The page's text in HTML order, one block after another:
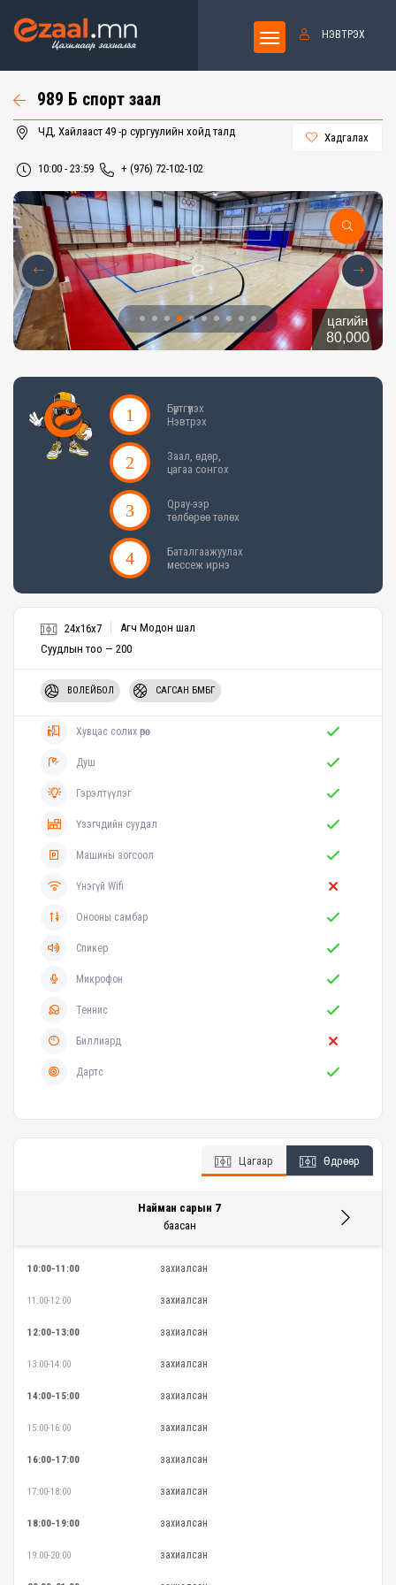
НЭВТРЭХ
989 Б спорт заал
Хадгалах
ЧД, Хайлааст 49 -р сургуулийн хойд талд
10:00 - 23:59 + (976) 72-102-102
цагийн
80,000
Бүртгүүлэх
Нэвтрэх
Заал, өдөр,
цагаа сонгох
Qpay-ээр
төлбөрөө төлөх
Баталгаажуулах
мессеж ирнэ
24x16x7
Агч Модон шал
Суудлын тоо — 200
ВОЛЕЙБОЛ САГСАН БӨМБӨГ
Хувцас солих өрөө
Душ
Гэрэлтүүлэг
Үзэгчдийн суудал
Машины зогсоол
Үнэгүй Wifi
Онооны самбар
Спикер
Микрофон
Теннис
Биллиард
Дартс
Цагаар Өдрөөр
Найман сарын 7
баасан
10:00-11:00 захиалсан
11:00-12:00 захиалсан
12:00-13:00 захиалсан
13:00-14:00 захиалсан
14:00-15:00 захиалсан
15:00-16:00 захиалсан
16:00-17:00 захиалсан
17:00-18:00 захиалсан
18:00-19:00 захиалсан
19:00-20:00 захиалсан